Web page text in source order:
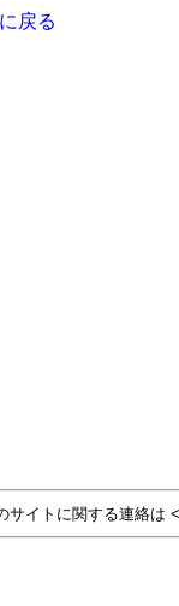
戻る
サイトに関する連絡は